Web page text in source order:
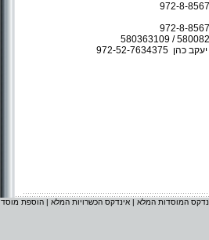
972-8-
972-8-
580363109 /
כהן 972-52-7634375
המוסדות המלא | אינדקס הכשרויות המלא | הוספת מוסד